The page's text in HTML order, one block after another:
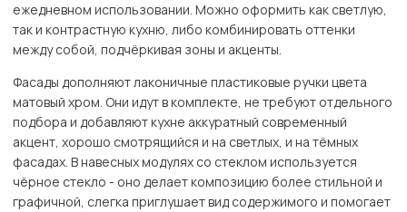
ежедневном использовании. Можно оформить как светлую,
так и контрастную кухню, либо комбинировать оттенки
между собой, подчёркивая зоны и акценты.
Фасады дополняют лаконичные пластиковые ручки цвета
матовый хром. Они идут в комплекте, не требуют отдельного
подбора и добавляют кухне аккуратный современный
акцент, хорошо смотрящийся и на светлых, и на тёмных
фасадах. В навесных модулях со стеклом используется
чёрное стекло - оно делает композицию более стильной и
графичной, слегка приглушает вид содержимого и помогает